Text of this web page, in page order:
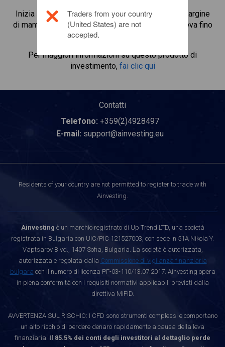
Inizia a fare trading in CFD suAlgorand
con un margine
di mantenimento minimo, migliore esecuzione e leva fino
Per maggiori informazioni su questo prodotto di
investimento, fai clic qui
Contatti
Telefono: +359(2)4928497
E-mail: support@ainvesting.eu
Residents of your country are not permitted to register to trade with
Ainvesting.
Ainvesting è un marchio registrato di Up Trend LTD, una società
registrata in Bulgaria con UIC/PIC 121527003, con sede in 51A Nikola Y.
Vaptsarov Blvd., 1407 Sofia, Bulgaria. La società è autorizzata,
autorizzata e regolata dalla Commissione di vigilanza finanziaria
bulgara con il numero di licenza РГ-03-110/13.07.2017. Ainvesting opera
in piena conformità con i requisiti normativi applicabili previsti dalla
direttiva MiFID.
AVVERTENZA SUL RISCHIO: I CFD sono strumenti complessi e comportano
un alto rischio di perdere denaro rapidamente a causa della leva
finanziaria. Il 85.5% dei conti degli investitori al dettaglio perde
Traders from your country
(United States) are not
accepted.